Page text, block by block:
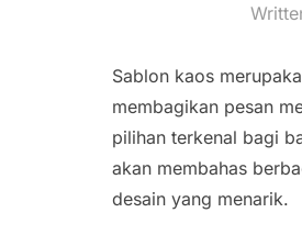
Sablon kaos
membagikan pesan
pilihan terkenal bagi
akan membahas
desain yang menarik.